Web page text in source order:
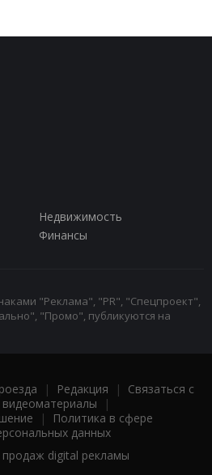
Недвижимость
Финансы
"Реклама", "PR", "Спецпроект",
"Промо", публикуются на
| Редакция | Связаться с
|
|
Политика в сфере
данных
digital рекламы